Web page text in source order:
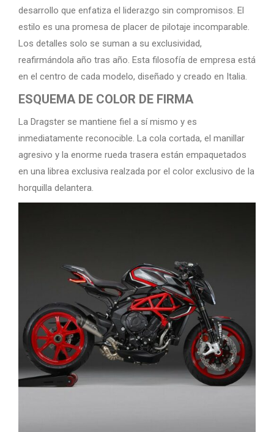
desarrollo que enfatiza el liderazgo sin compromisos. El
estilo es una promesa de placer de pilotaje incomparable.
Los detalles solo se suman a su exclusividad,
reafirmándola año tras año. Esta filosofía de empresa está
en el centro de cada modelo, diseñado y creado en Italia.
ESQUEMA DE COLOR DE FIRMA
La Dragster se mantiene fiel a sí mismo y es
inmediatamente reconocible. La cola cortada, el manillar
agresivo y la enorme rueda trasera están empaquetados
en una librea exclusiva realzada por el color exclusivo de la
horquilla delantera.